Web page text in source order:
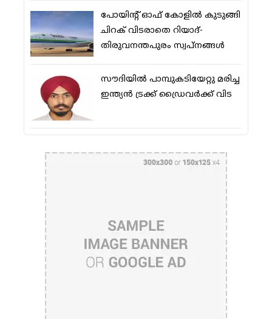
പോയിന്റ് ഓഫ് കോളില്‍ കുടുങ്ങി
ചിറക് വിടരാതെ റിയാദ്-
തിരുവനന്തപുരം സ്വപ്നങ്ങള്‍
സൗദിയിൽ പാമ്പുകടിയേറ്റു മരിച്ച
ഇന്ത്യൻ ട്രക്ക് ഡ്രൈവർക്ക് വിട